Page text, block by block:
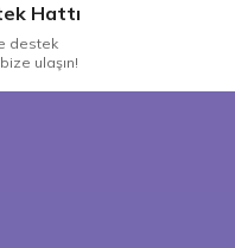
Hattı
destek
ulaşın!